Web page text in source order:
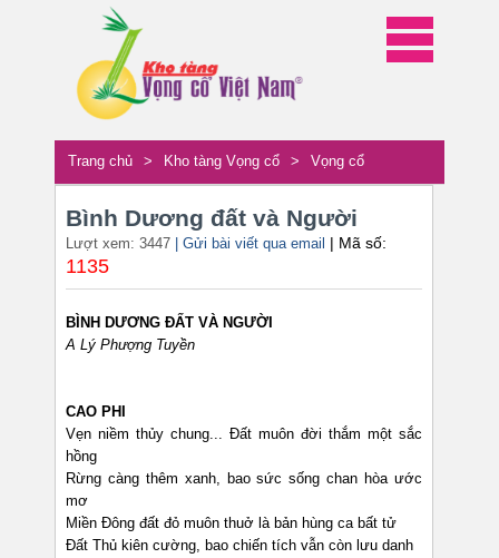
Trang chủ > Kho tàng Vọng cổ > Vọng cổ
Bình Dương đất và Người
Lượt xem: 3447 | Gửi bài viết qua email | Mã số:
1135
BÌNH DƯƠNG ĐẤT VÀ NGƯỜI
A Lý Phượng Tuyền
CAO PHI
Vẹn niềm thủy chung... Đất muôn đời thắm một sắc
hồng
Rừng càng thêm xanh, bao sức sống chan hòa ước
mơ
Miền Đông đất đỏ muôn thuở là bản hùng ca bất tử
Đất Thủ kiên cường, bao chiến tích vẫn còn lưu danh